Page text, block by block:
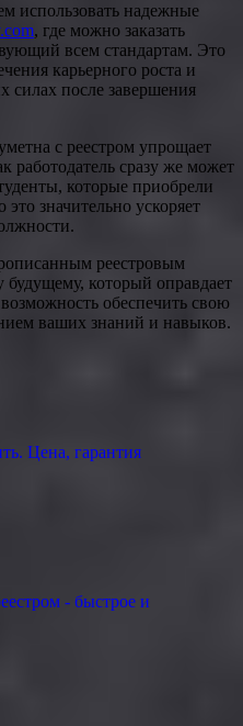
использовать надежные
, где можно заказать
всем стандартам. Это
карьерного роста и
силах после завершения
с реестром упрощает
работодатель сразу же может
которые приобрели
значительно ускоряет
реестровым
который оправдает
обеспечить свою
ваших знаний и навыков.
Цена, гарантия
- быстрое и